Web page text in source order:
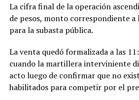
La cifra final de la operación
de pesos, monto correspondiente a
para la subasta pública.
La venta quedó formalizada a las
cuando la martillera interviniente
acto luego de confirmar que no
habilitados para competir por el